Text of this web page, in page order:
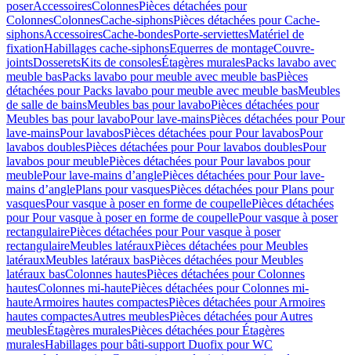
poserAccessoiresColonnesPièces détachées pour
ColonnesColonnesCache-siphonsPièces détachées pour Cache-
siphonsAccessoiresCache-bondesPorte-serviettesMatériel de
fixationHabillages cache-siphonsEquerres de montageCouvre-
jointsDosseretsKits de consolesÉtagères muralesPacks lavabo avec
meuble basPacks lavabo pour meuble avec meuble basPièces
détachées pour Packs lavabo pour meuble avec meuble basMeubles
de salle de bainsMeubles bas pour lavaboPièces détachées pour
Meubles bas pour lavaboPour lave-mainsPièces détachées pour Pour
lave-mainsPour lavabosPièces détachées pour Pour lavabosPour
lavabos doublesPièces détachées pour Pour lavabos doublesPour
lavabos pour meublePièces détachées pour Pour lavabos pour
meublePour lave-mains d’anglePièces détachées pour Pour lave-
mains d’anglePlans pour vasquesPièces détachées pour Plans pour
vasquesPour vasque à poser en forme de coupellePièces détachées
pour Pour vasque à poser en forme de coupellePour vasque à poser
rectangulairePièces détachées pour Pour vasque à poser
rectangulaireMeubles latérauxPièces détachées pour Meubles
latérauxMeubles latéraux basPièces détachées pour Meubles
latéraux basColonnes hautesPièces détachées pour Colonnes
hautesColonnes mi-hautePièces détachées pour Colonnes mi-
hauteArmoires hautes compactesPièces détachées pour Armoires
hautes compactesAutres meublesPièces détachées pour Autres
meublesÉtagères muralesPièces détachées pour Étagères
muralesHabillages pour bâti-support Duofix pour WC